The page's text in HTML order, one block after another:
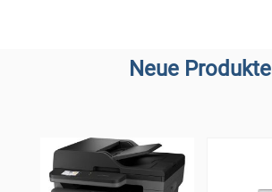
Neue Produkte